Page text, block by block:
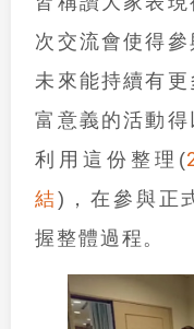
次交流會使得
未來能持續有
富意義的活動
利用這份整理(
結)，在參與正
握整體過程。